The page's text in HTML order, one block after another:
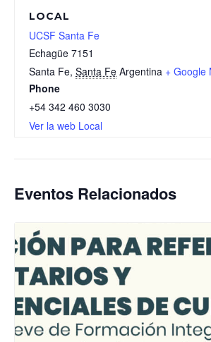
LOCAL
UCSF Santa Fe
Echagüe 7151
Santa Fe, Santa Fe Argentina + Google
Phone
+54 342 460 3030
Ver la web Local
Eventos Relacionados